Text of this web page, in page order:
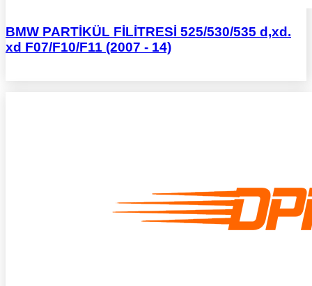
BMW PARTİKÜL FİLİTRESİ 525/530/535 d,xd.
xd F07/F10/F11 (2007 - 14)